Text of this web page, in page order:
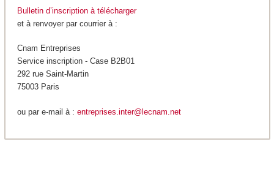
Bulletin d’inscription à télécharger
et à renvoyer par courrier à :
Cnam Entreprises
Service inscription - Case B2B01
292 rue Saint-Martin
75003 Paris
ou par e-mail à : entreprises.inter@lecnam.net